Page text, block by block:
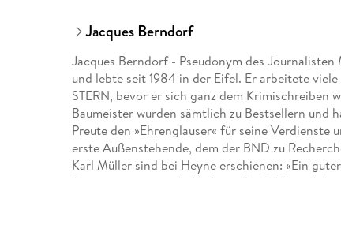
Jacques Berndorf
Jacques Berndorf - Pseudonym des
und lebte seit 1984 in der Eifel. Er arbeitete
STERN, bevor er sich ganz dem Krimischreiben
Baumeister wurden sämtlich zu Bestsellern
Preute den »Ehrenglauser« für seine
erste Außenstehende, dem der BND zu
Karl Müller sind bei Heyne erschienen: «Ein
Grenzgängerin« und »Lockvogel«. 2022 starb